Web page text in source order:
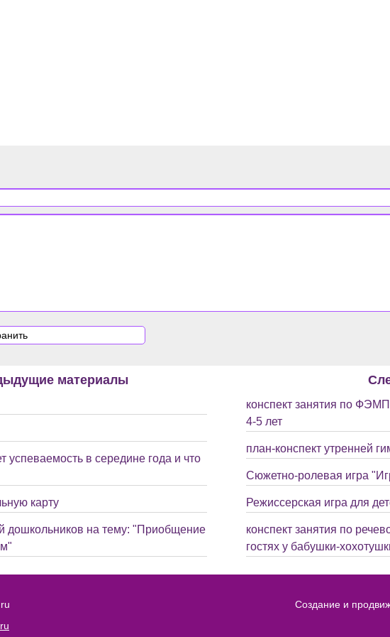
материалы
успеваемость в середине года и что
карту
дошкольников на тему: "Приобщение
конспект занятия по
4-5 лет
план-конспект утренней
Сюжетно-ролевая игра
Режиссерская игра для
конспект занятия по
гостях у бабушки-
Создание и